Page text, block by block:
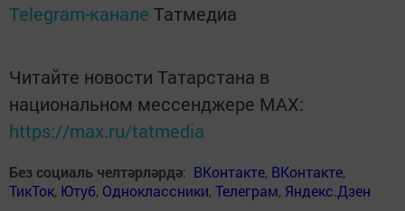
Telegram-канале Татмедиа
Читайте новости Татарстана в
национальном мессенджере MАХ:
https://max.ru/tatmedia
Без социаль челтәрләрдә: ВКонтакте, ВКонтакте,
ТикТок, Ютуб, Одноклассники,Телеграм, Яндекс.Дзен